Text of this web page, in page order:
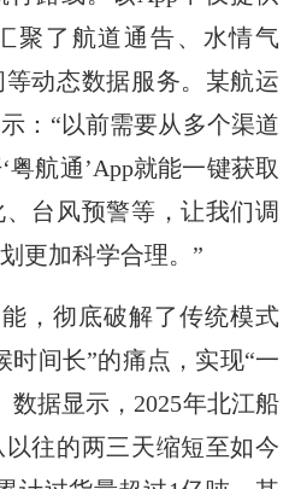
聚了航道通告、水情气
动态数据服务。某航运
：“以前需要从多个渠道
航通’App就能一键获取
台风预警等，让我们调
更加科学合理。”
，彻底破解了传统模式
时间长”的痛点，实现“一
数据显示，2025年北江船
往的两三天缩短至如今